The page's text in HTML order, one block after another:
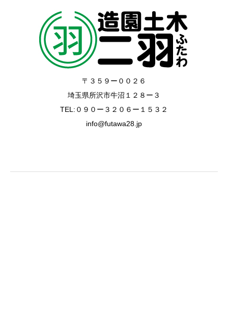
〒３５９ー００２６
埼玉県所沢市牛沼１２８ー３
TEL:０９０ー３２０６ー１５３２
info@futawa28.jp